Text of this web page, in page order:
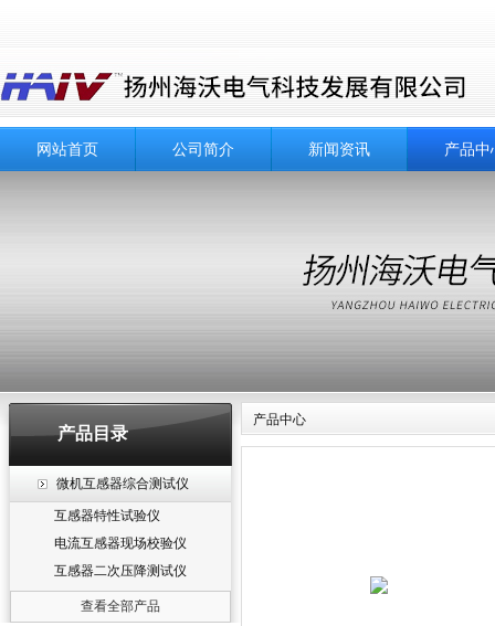
网站首页 公司简介 新闻资讯 产品中
产品目录
微机互感器综合测试仪
互感器特性试验仪
电流互感器现场校验仪
互感器二次压降测试仪
查看全部产品
产品中心